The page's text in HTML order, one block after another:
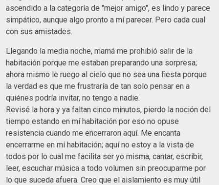
ascendido a la categoría de "mejor amigo", es lindo y parece
simpático, aunque algo pronto a mí parecer. Pero cada cual
con sus amistades.
Llegando la media noche, mamá me prohibió salir de la
habitación porque me estaban preparando una sorpresa;
ahora mismo le ruego al cielo que no sea una fiesta porque
la verdad es que me frustraría de tan solo pensar en a
quiénes podría invitar, no tengo a nadie.
Revisé la hora y ya faltan cinco minutos, pierdo la noción del
tiempo estando en mí habitación por eso no opuse
resistencia cuando me encerraron aquí. Me encanta
encerrarme en mí habitación; aquí no estoy a la vista de
todos por lo cual me facilita ser yo misma, cantar, escribir,
leer, escuchar música a todo volumen sin preocuparme por
lo que suceda afuera. Creo que el aislamiento es muy útil